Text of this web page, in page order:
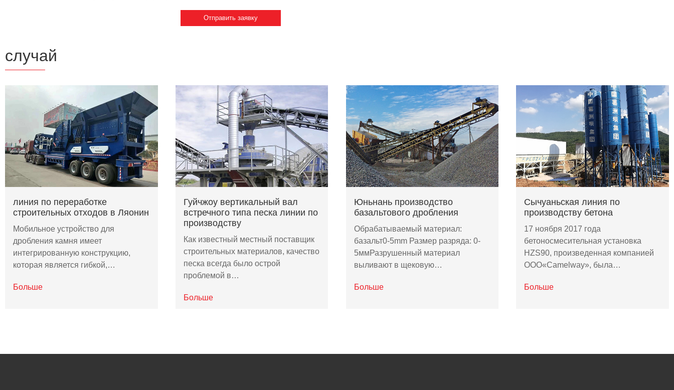
случай
линия по переработке
строительных отходов в Ляонин
Мобильное устройство для
дробления камня имеет
интегрированную конструкцию,
которая является гибкой,…
Больше
Гуйчжоу вертикальный вал
встречного типа песка линии по
производству
Как известный местный поставщик
строительных материалов, качество
песка всегда было острой
проблемой в…
Больше
Юньнань производство
базальтового дробления
Обрабатываемый материал:
базальт0-5mm Размер разряда: 0-
5ммРазрушенный материал
выливают в щековую…
Больше
Сычуаньская линия по
производству бетона
17 ноября 2017 года
бетоносмесительная установка
HZS90, произведенная компанией
ООО«Camelway», была…
Больше